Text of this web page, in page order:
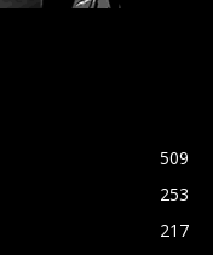
509
253
217